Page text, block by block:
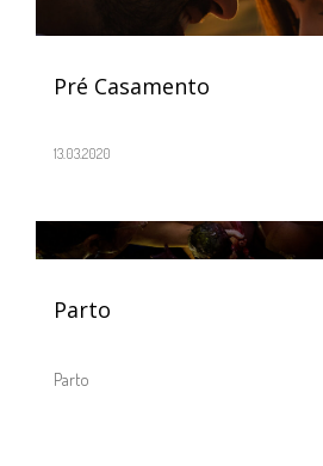
Pré Casamento
13.03.2020
Parto
Parto